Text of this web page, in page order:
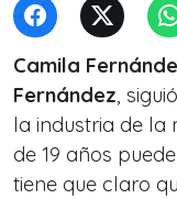
Camila
Fernández ,
la industria de la
de 19 años
tiene que claro